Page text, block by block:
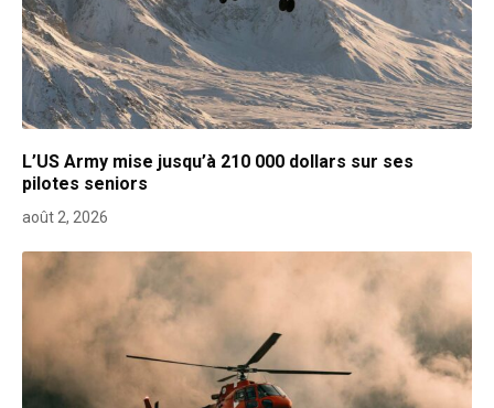
L’US Army mise jusqu’à 210 000 dollars sur ses
pilotes seniors
août 2, 2026